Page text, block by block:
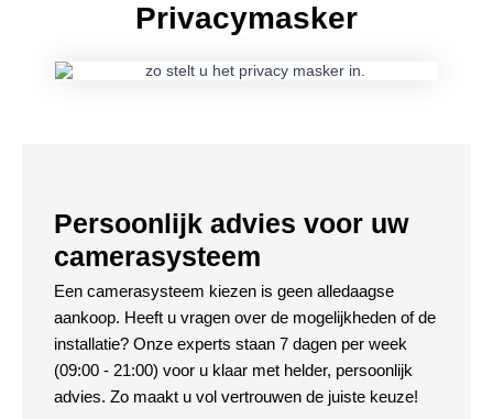
Privacymasker
Persoonlijk advies voor uw
camerasysteem
Een camerasysteem kiezen is geen alledaagse
aankoop. Heeft u vragen over de mogelijkheden of de
installatie? Onze experts staan 7 dagen per week
(09:00 - 21:00) voor u klaar met helder, persoonlijk
advies. Zo maakt u vol vertrouwen de juiste keuze!